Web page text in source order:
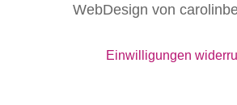
WebDesign von
Einwilligungen